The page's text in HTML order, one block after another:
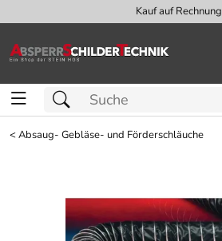
Kauf auf Rechnung
<Absaug- Gebläse- und Förderschläuche